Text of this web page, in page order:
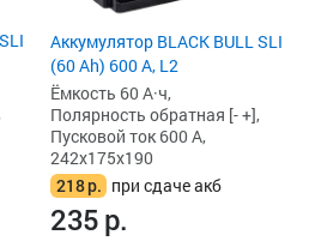
Аккумулятор BLACK BULL SLI
(60 Ah) 600 А, L2
Ёмкость 60 А·ч,
Полярность обратная [- +],
Пусковой ток 600 А,
242x175x190
218р. при сдаче акб
235р.